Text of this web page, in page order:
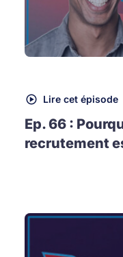
Lire cet épisode
Ep. 66 :
recrutement